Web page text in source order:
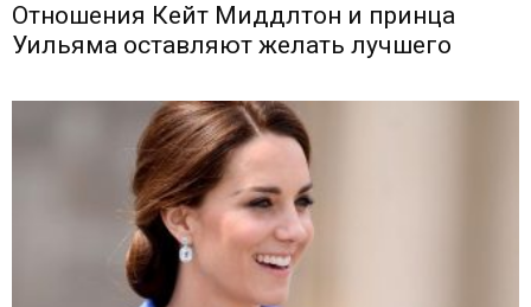
Отношения Кейт Миддлтон и принца
Уильяма оставляют желать лучшего